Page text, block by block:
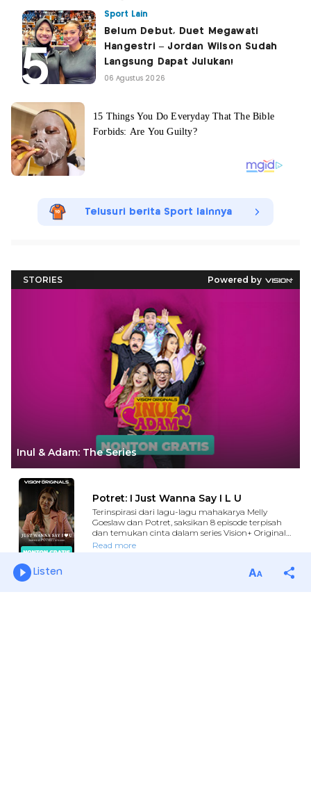
Sport Lain
Belum Debut, Duet Megawati
Hangestri – Jordan Wilson Sudah
Langsung Dapat Julukan!
06 Agustus 2026
Telusuri berita Sport lainnya
Listen